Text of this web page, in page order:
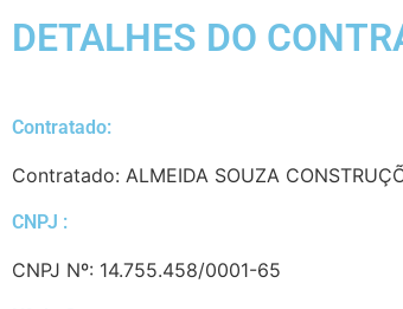
DETALHES DO
Contratado:
Contratado: ALMEIDA SOUZA
CNPJ :
CNPJ Nº: 14.755.458/0001-65